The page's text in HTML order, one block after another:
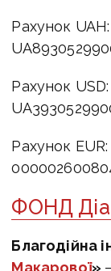
Рахунок UAH:
Рахунок USD:
Рахунок
ФОНД
Благодійна
Макарової»